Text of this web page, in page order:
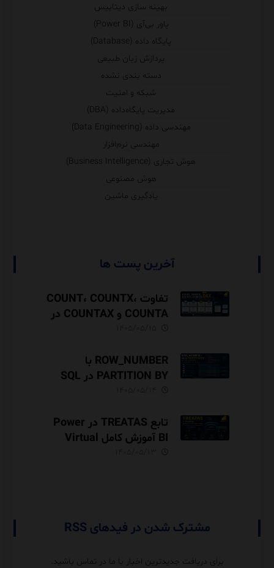
بهینه سازی دیتابیس
پاور بی‌آی (Power BI)
پایگاه داده (Database)
پردازش زبان طبیعی
دسته بندی نشده
شبکه و امنیت
مدیریت پایگاه‌داده (DBA)
مهندسی داده (Data Engineering)
مهندسی نرم‌افزار
هوش تجاری (Business Intelligence)
هوش مصنوعی
یادگیری ماشین
آخرین پست ها
تفاوت COUNT، COUNTX،
COUNTA و COUNTAX در
ROW_NUMBER با
PARTITION BY در SQL
تابع TREATAS در Power
BI آموزش کامل Virtual
مشترک شدن در فیدهای RSS
برای دریافت جدیدترین اخبار با ما در تماس باشید.